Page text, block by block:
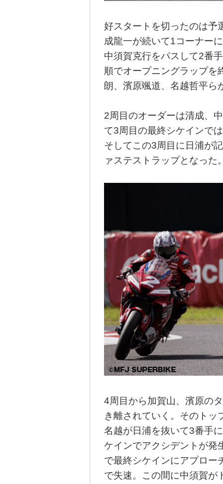
好スタートを切ったのは予
成龍一が続いて1コーナー
中須賀克行をパスして2番
順でオープニングラップを
朗、濱原颯道、名越哲平ら
2周目のオーダーは清成、
て3周目の最終シケインで
そしてこの3周目に日浦が
ァステストラップとなった
4周目から加賀山、濱原の
き離されていく。そのトッ
名越が日浦を抜いて3番手
ケインでアクシデントが発
で最終シケインにアプロー
で失速。この間に中須賀が